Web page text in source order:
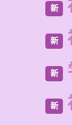
新
新
新
新